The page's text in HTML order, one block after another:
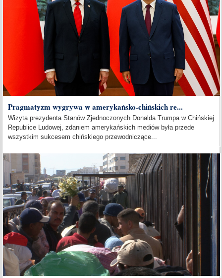
Pragmatyzm wygrywa w amerykańsko-chińskich re...
Wizyta prezydenta Stanów Zjednoczonych Donalda Trumpa w Chińskiej
Republice Ludowej, zdaniem amerykańskich mediów była przede
wszystkim sukcesem chińskiego przewodniczące...